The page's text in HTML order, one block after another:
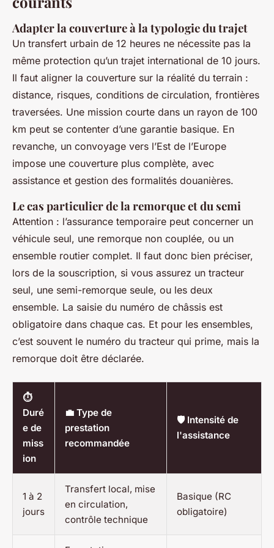
Adapter la couverture à la typologie du trajet
Un transfert urbain de 12 heures ne nécessite pas la
même protection qu’un trajet international de 10 jours.
Il faut aligner la couverture sur la réalité du terrain :
distance, risques, conditions de circulation, frontières
traversées. Une mission courte dans un rayon de 100
km peut se contenter d’une garantie basique. En
revanche, un convoyage vers l’Est de l’Europe
impose une couverture plus complète, avec
assistance et gestion des formalités douanières.
Le cas particulier de la remorque et du semi
Attention : l’assurance temporaire peut concerner un
véhicule seul, une remorque non couplée, ou un
ensemble routier complet. Il faut donc bien préciser,
lors de la souscription, si vous assurez un tracteur
seul, une semi-remorque seule, ou les deux
ensemble. La saisie du numéro de châssis est
obligatoire dans chaque cas. Et pour les ensembles,
c’est souvent le numéro du tracteur qui prime, mais la
remorque doit être déclarée.
⏱️
Duré
e de
miss
ion
💼 Type de
prestation
recommandée
🛡️ Intensité de
l'assistance
1 à 2
jours
Transfert local, mise
en circulation,
contrôle technique
Basique (RC
obligatoire)